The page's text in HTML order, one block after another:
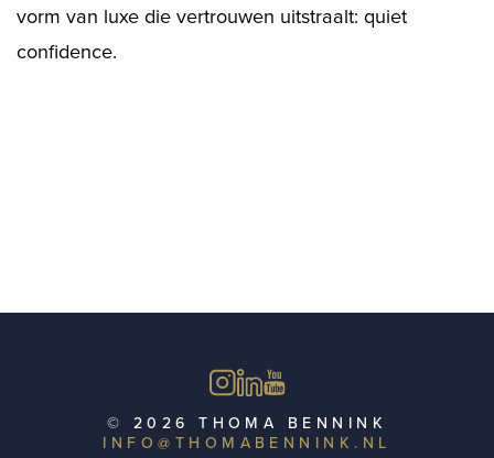
vorm van luxe die vertrouwen uitstraalt: quiet
confidence.
© 2026 THOMA BENNINK
INFO@THOMABENNINK.NL